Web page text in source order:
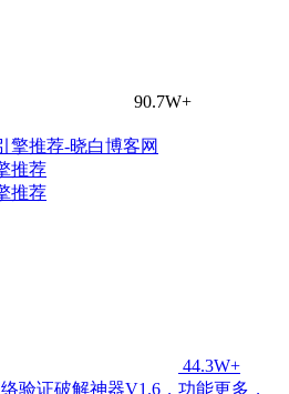
90.7W+
推荐
推荐
44.3W+